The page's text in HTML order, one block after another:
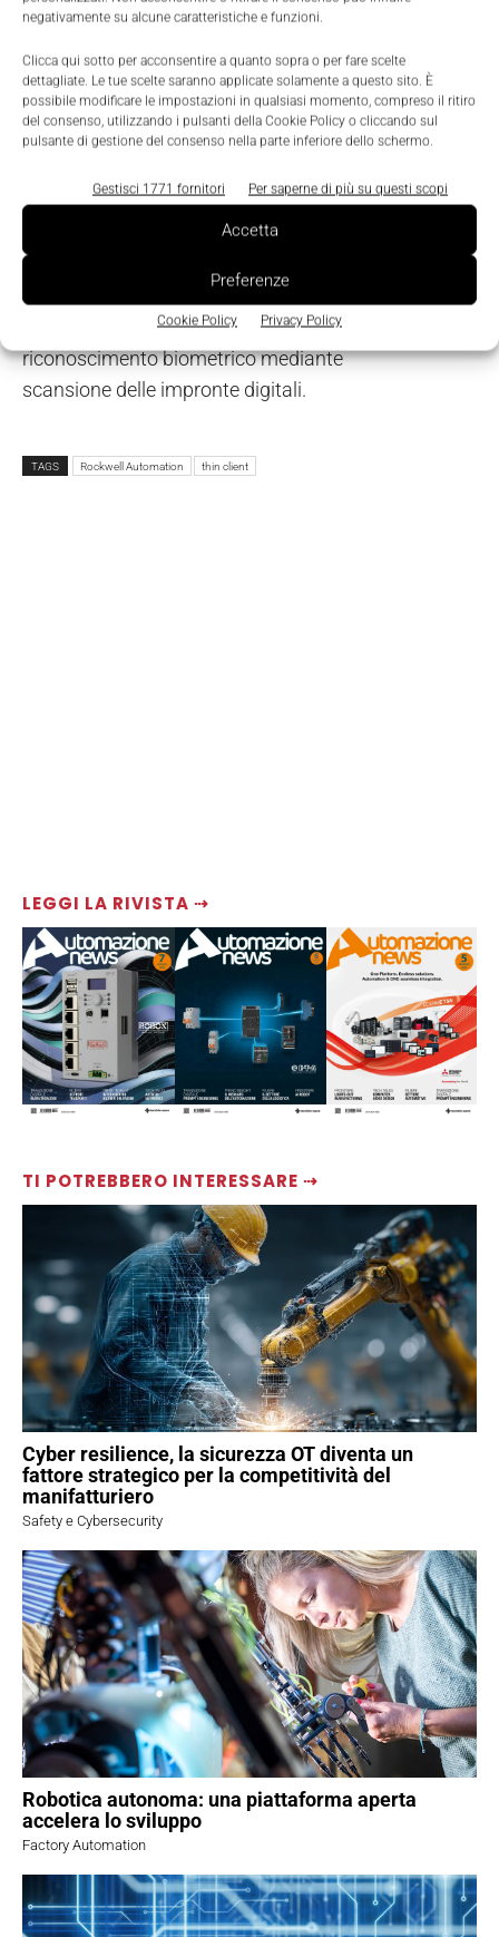
negativamente su alcune caratteristiche e funzioni.
Clicca qui sotto per acconsentire a quanto sopra o per fare scelte
dettagliate. Le tue scelte saranno applicate solamente a questo sito. È
possibile modificare le impostazioni in qualsiasi momento, compreso il ritiro
del consenso, utilizzando i pulsanti della Cookie Policy o cliccando sul
pulsante di gestione del consenso nella parte inferiore dello schermo.
Gestisci 1771 fornitori Per saperne di più su questi scopi
Accetta
Preferenze
Cookie Policy Privacy Policy
LEGGI LA RIVISTA ⇢
TI POTREBBERO INTERESSARE ⇢
Cyber resilience, la sicurezza OT diventa un
fattore strategico per la competitività del
manifatturiero
Safety e Cybersecurity
Robotica autonoma: una piattaforma aperta
accelera lo sviluppo
Factory Automation
iniziano a ricevere informazioni non appena
configurazione del dispositivo e ciò, in caso di
necessità, ne permette una più rapida
sostituzione.
Le informazioni, a supporto di una maggior
salvaguardia delle informazioni
sensibili, vengono memorizzate su un server. Il
software
l'autenticazione multifattore dell'utente
riconoscimento biometrico mediante
scansione delle impronte digitali.
TAGS Rockwell Automation thin client